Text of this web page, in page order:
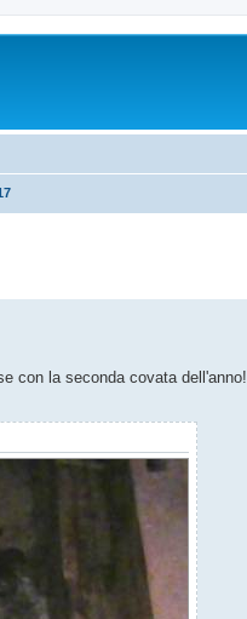
con la seconda covata dell'anno!